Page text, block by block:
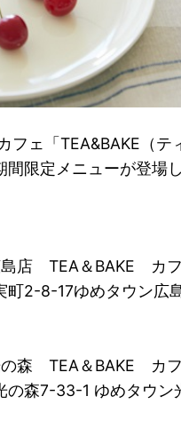
フェ「TEA&BAKE（テ
限定メニューが登場し
島店 TEA＆BAKE カ
町2-8-17ゆめタウン広
の森 TEA＆BAKE カ
の森7-33-1 ゆめタウン